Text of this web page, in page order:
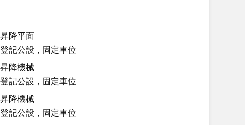
昇降平面
登記公設，固定車位
昇降機械
登記公設，固定車位
昇降機械
登記公設，固定車位